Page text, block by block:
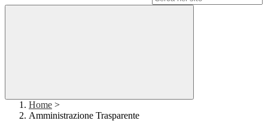
Home >
Amministrazione Trasparente